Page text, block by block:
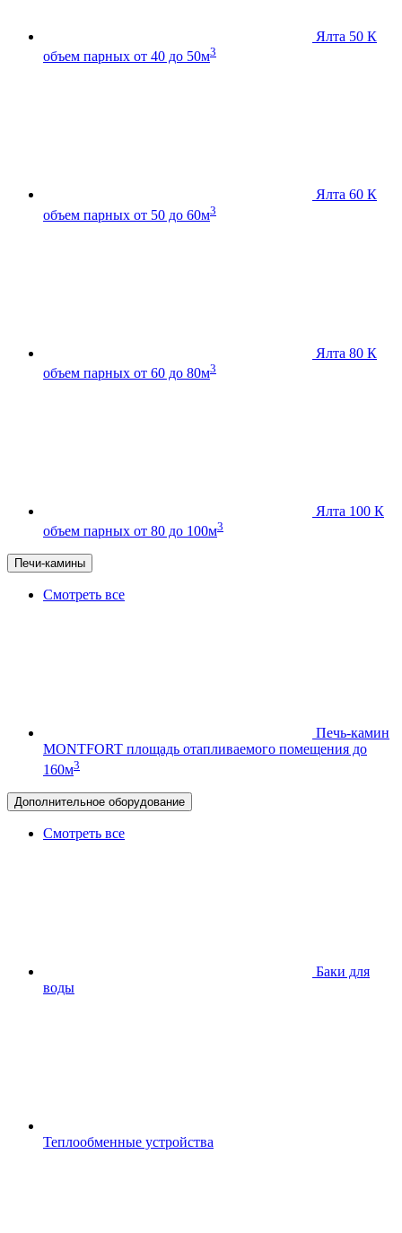
Ялта 50 К
объем парных от 40 до 50м3
Ялта 60 К
объем парных от 50 до 60м3
Ялта 80 К
объем парных от 60 до 80м3
Ялта 100 К
объем парных от 80 до 100м3
Печи-камины
Смотреть все
Печь-камин
MONTFORT площадь отапливаемого помещения до
160м3
Дополнительное оборудование
Смотреть все
Баки для
воды
Теплообменные устройства